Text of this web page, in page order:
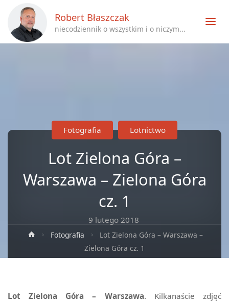
Robert Błaszczak
niecodziennik o wszystkim i o niczym...
Lot Zielona Góra –
Warszawa – Zielona Góra
cz. 1
9 lutego 2018
Fotografia Lotnictwo
StronaFotografia
Lot Zielona Góra – Warszawa –
Zielona Góra cz. 1
Lot Zielona Góra – Warszawa. Kilkanaście zdjęć